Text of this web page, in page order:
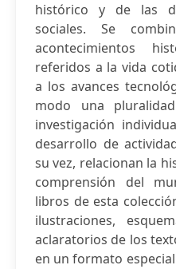
histórico y de las
sociales. Se
acontecimientos
referidos a la vida
a los avances
modo una
investigación
desarrollo de
su vez, relacionan la
comprensión del
libros de esta
ilustraciones,
aclaratorios de los
en un formato